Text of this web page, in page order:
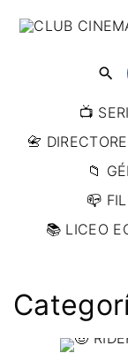
📺
📇
📇
📇
W)
📁
📪
🌍
🌏
🌍
🌏
📚 LICEO
🎒
ONLINE
🎞️ FILM